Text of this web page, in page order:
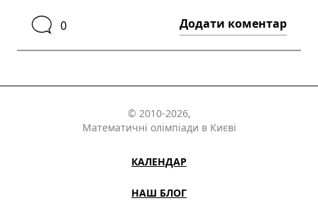
0 Додати коментар
© 2010-2026,
Математичні олімпіади в Києві
КАЛЕНДАР
НАШ БЛОГ